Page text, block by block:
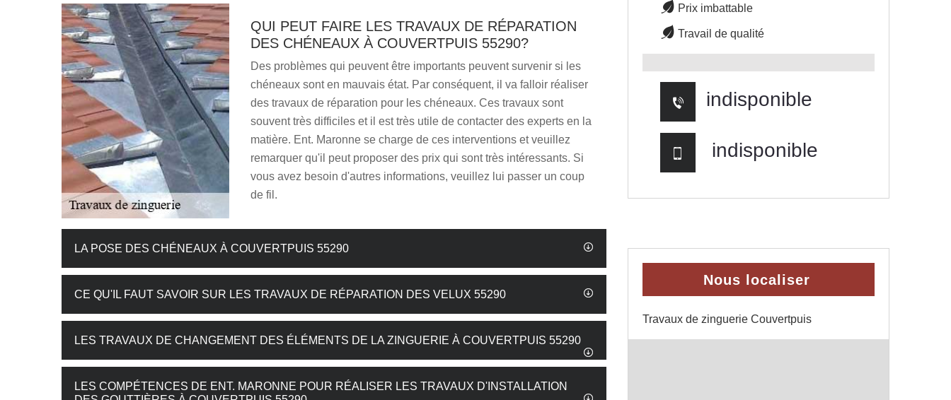
QUI PEUT FAIRE LES TRAVAUX DE RÉPARATION
DES CHÉNEAUX À COUVERTPUIS 55290?
Des problèmes qui peuvent être importants peuvent survenir si les
chéneaux sont en mauvais état. Par conséquent, il va falloir réaliser
des travaux de réparation pour les chéneaux. Ces travaux sont
souvent très difficiles et il est très utile de contacter des experts en la
matière. Ent. Maronne se charge de ces interventions et veuillez
remarquer qu'il peut proposer des prix qui sont très intéressants. Si
vous avez besoin d'autres informations, veuillez lui passer un coup
de fil.
LA POSE DES CHÉNEAUX À COUVERTPUIS 55290
CE QU'IL FAUT SAVOIR SUR LES TRAVAUX DE RÉPARATION DES VELUX 55290
LES TRAVAUX DE CHANGEMENT DES ÉLÉMENTS DE LA ZINGUERIE À COUVERTPUIS 55290
LES COMPÉTENCES DE ENT. MARONNE POUR RÉALISER LES TRAVAUX D'INSTALLATION
Prix imbattable
Travail de qualité
indisponible
indisponible
Nous localiser
Travaux de zinguerie Couvertpuis